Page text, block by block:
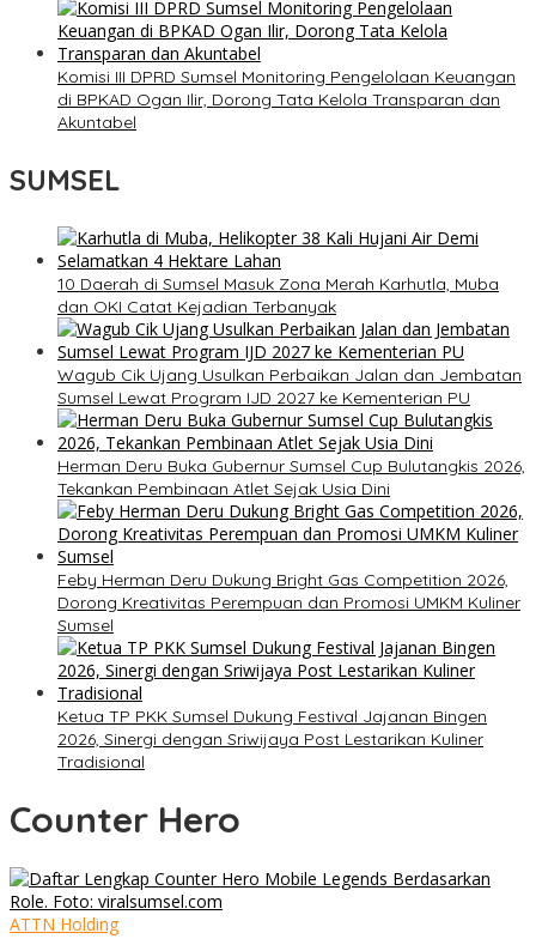
Komisi III DPRD Sumsel Monitoring Pengelolaan Keuangan
di BPKAD Ogan Ilir, Dorong Tata Kelola Transparan dan
Akuntabel
SUMSEL
10 Daerah di Sumsel Masuk Zona Merah Karhutla, Muba
dan OKI Catat Kejadian Terbanyak
Wagub Cik Ujang Usulkan Perbaikan Jalan dan Jembatan
Sumsel Lewat Program IJD 2027 ke Kementerian PU
Herman Deru Buka Gubernur Sumsel Cup Bulutangkis 2026,
Tekankan Pembinaan Atlet Sejak Usia Dini
Feby Herman Deru Dukung Bright Gas Competition 2026,
Dorong Kreativitas Perempuan dan Promosi UMKM Kuliner
Sumsel
Ketua TP PKK Sumsel Dukung Festival Jajanan Bingen
2026, Sinergi dengan Sriwijaya Post Lestarikan Kuliner
Tradisional
Counter Hero
ATTN Holding